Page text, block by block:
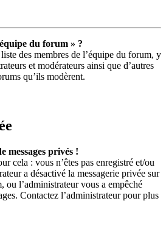
du forum » ?
des membres de l’équipe du forum, y
et modérateurs ainsi que d’autres
qu’ils modèrent.
messages privés !
cela : vous n’êtes pas enregistré et/ou
a désactivé la messagerie privée sur
ou l’administrateur vous a empêché
Contactez l’administrateur pour plus